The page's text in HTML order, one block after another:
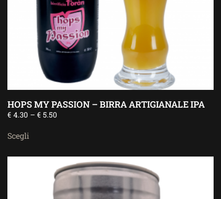
HOPS MY PASSION – BIRRA ARTIGIANALE IPA
€ 4.30 – € 5.50
Scegli